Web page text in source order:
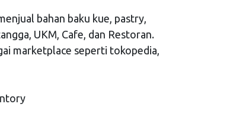
bahan baku kue, pastry,
UKM, Cafe, dan Restoran.
marketplace seperti tokopedia,